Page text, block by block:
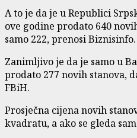
A to je da je u Republici
ove godine prodato 640
samo 222, prenosi Biznisinfo.
Zanimljivo je da je samo u
prodato 277 novih stanova,
FBiH.
Prosječna cijena novih
kvadratu, a ako se gleda